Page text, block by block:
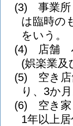
(3)
事業
は臨時の
をいう。
(4)
店舗
(娯楽業及
(5)
空き
り、3か
(6)
空き
1年以上